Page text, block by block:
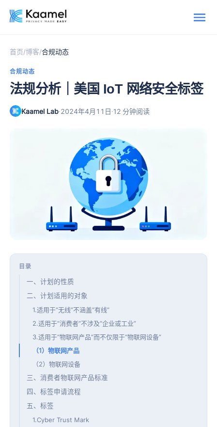
首页/博客/合规动态
合规动态
法规分析｜美国 IoT 网络安全标签
Kaamel Lab·2024年4月11日·12 分钟阅读
目录
一、计划的性质
二、计划适用的对象
1.适用于“无线”不涵盖“有线”
2.适用于“消费者”不涉及“企业或工业”
3.适用于“物联网产品”而不仅限于“物联网设备”
（1）物联网产品
（2）物联网设备
三、消费者物联网产品标准
四、标签申请流程
五、标签
1.Cyber Trust Mark